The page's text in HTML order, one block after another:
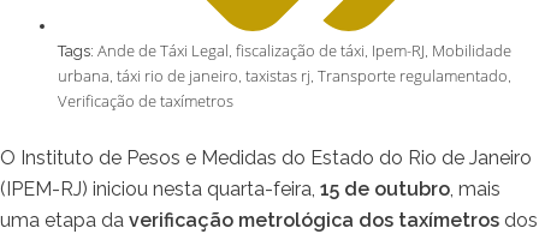
Tags: Ande de Táxi Legal, fiscalização de táxi, Ipem-RJ, Mobilidade
urbana, táxi rio de janeiro, taxistas rj, Transporte regulamentado,
Verificação de taxímetros
O Instituto de Pesos e Medidas do Estado do Rio de Janeiro
(IPEM-RJ) iniciou nesta quarta-feira, 15 de outubro, mais
uma etapa da verificação metrológica dos taxímetros dos